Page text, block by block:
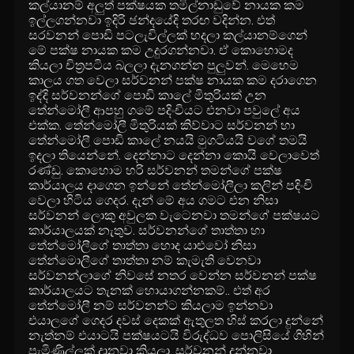
කල්යානම් අලුත් පක්ෂයක තමිල්නාඩුවේ නායක කම
ඉල්ලගන්නවා ඉදිරි ඡන්දයේදි තරඟ වදින්න. එත්
සරවනන් පොඩි පටලැවිල්ලක් හදලා කල්යානම්ගෙන්
මේ පක්ෂ නායක කම උදුරගන්නවා. ඒ කොහොමද
කියලා චිත්‍ර‍පටිය බලලා දැනගන්න පුලුවන්. මෙහෙම
කාලය ගත වෙලා සර්වනන් පක්ෂ නායක කම දරාගෙන
ඉද්දි සර්වනන්ගේ පොඩි කාලේ මිතුරියක් උන
තේන්මෝලී ආපහු ගමේ පදිංචියට එනවා පවුලේ අය
එක්ක. තේන්මෝලී මිතුරියක් කිව්වාට සර්වනන් හා
තේන්මෝලී පොඩි කාලේ නයයි මුගටියයි වගේ තමයි
ඉදලා තියෙන්නේ. දෙන්නාට දෙන්නා කොයි වෙලාවෙත්
රණ්ඩු. කොහොම හරි සර්වනන් තමන්ගේ පක්ෂ
කාර්යාලය දාගෙන ඉන්නේ තේන්මෝලීලා කලින් පදිංචි
වෙලා හිටිය ගෙදර. දැන් මේ අය ගමට එන නිසා
සර්වනන් ලොකු අවුලක වැටෙනවා තමන්ගේ පක්ෂයට
කාර්යාලයක් නැතුව. සර්වනන්ගේ තාත්තා හා
තේන්මෝලීගේ තාත්තා හොද යාළුවෝ නිසා
තේන්මොලීගේ තාත්තා නම් කැමැති වෙනවා
සර්වනන්ලාගේ නිවසේ නතර වෙන්න සර්වනන් පක්ෂ
කාර්යාලයට තැනක් හොයාගන්නකම්.. එත් අර
තේන්මෝලී නම් සර්වනන්ට කියලාම ඉන්නවා
එයාලගේ ගෙදර දවස් දෙකක් ඇතුලත හිස් කරලා දුන්නේ
නැත්නම් එයාටයි පක්ෂයටයි විරුද්ධව පොලිසියේ ගිහින්
පැමිණිල්ලක් දානවා කියලා. සර්වනන් දන්නවා